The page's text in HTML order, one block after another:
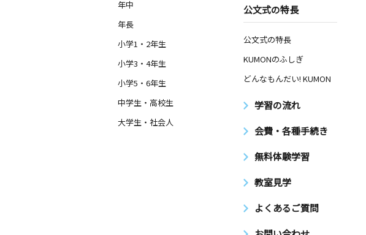
年中
年長
小学1・2年生
小学3・4年生
小学5・6年生
中学生・高校生
大学生・社会人
公文式の特長
公文式の特長
KUMONのふしぎ
どんなもんだい! KUMON
学習の流れ
会費・各種手続き
無料体験学習
教室見学
よくあるご質問